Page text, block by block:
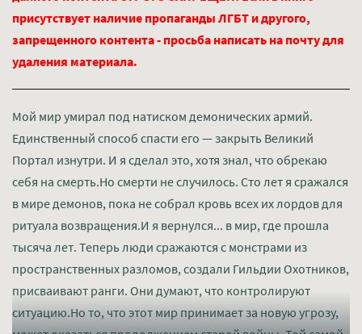
присутствует наличие пропаганды ЛГБТ и другого,
запрещенного контента - просьба написать на почту для
удаления материала.
Мой мир умирал под натиском демонических армий.
Единственный способ спасти его — закрыть Великий
Портал изнутри. И я сделал это, хотя знал, что обрекаю
себя на смерть.Но смерти не случилось. Сто лет я сражался
в мире демонов, пока не собрал кровь всех их лордов для
ритуала возвращения.И я вернулся... в мир, где прошла
тысяча лет. Теперь люди сражаются с монстрами из
пространственных разломов, создали Гильдии Охотников,
присваивают ранги. Они думают, что контролируют
ситуацию.Но то, что этот мир принимает за новую угрозу,